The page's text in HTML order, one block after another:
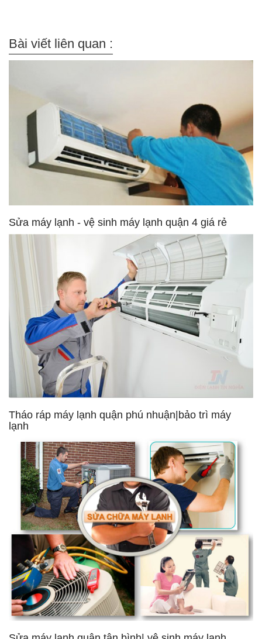
Bài viết liên quan :
Sửa máy lạnh - vệ sinh máy lạnh quận 4 giá rẻ
Tháo ráp máy lạnh quận phú nhuận|bảo trì máy
lạnh